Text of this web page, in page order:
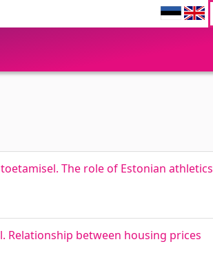
The role of Estonian athletics
Relationship between housing prices